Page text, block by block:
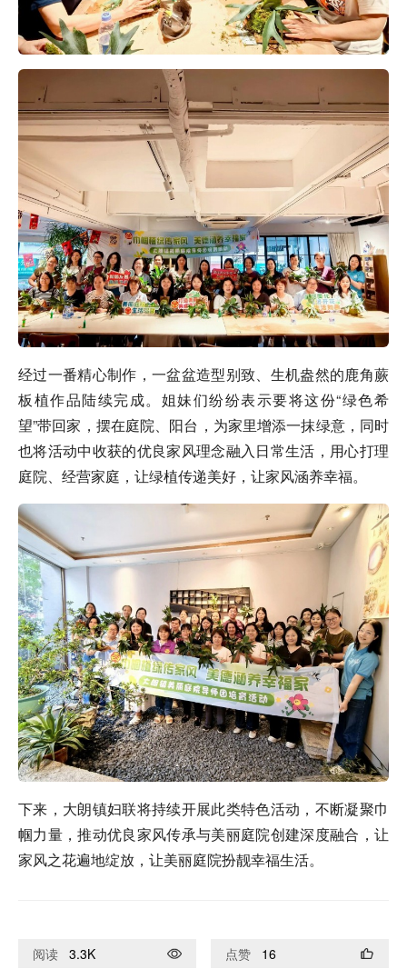
经过一番精心制作，一盆盆造型别致、生机盎然的鹿角蕨
板植作品陆续完成。姐妹们纷纷表示要将这份“绿色希
望”带回家，摆在庭院、阳台，为家里增添一抹绿意，同时
也将活动中收获的优良家风理念融入日常生活，用心打理
庭院、经营家庭，让绿植传递美好，让家风涵养幸福。
下来，大朗镇妇联将持续开展此类特色活动，不断凝聚巾
帼力量，推动优良家风传承与美丽庭院创建深度融合，让
家风之花遍地绽放，让美丽庭院扮靓幸福生活。
阅读 3.3K 点赞 16